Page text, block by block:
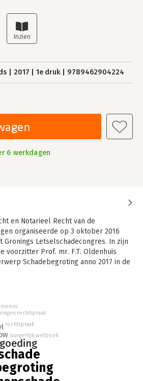
2017 1e druk 9789462904224
6 werkdagen
en Notarieel Recht van de
organiseerde op 3 oktober 2016
Letselschadecongres. In zijn
voorzitter Prof. mr. F.T. Oldenhuis
Schadebegroting anno 2017 in de
BW. Gaat het in het
werkelijk alleen om
het niet ook, misschien zelfs wel
vroeg hij zich af.
dat debat voort in: Herstel in wat?
letselschade. Het gaat er niet primair
gebracht (lees: hersteld) in de
burgerlijk wetboek
rechtspraak
rechtspraak